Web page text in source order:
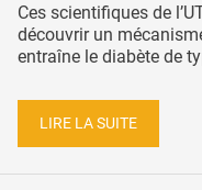
Ces scientifiques de
découvrir un
entraîne le diabète de
LIRE LA SUITE